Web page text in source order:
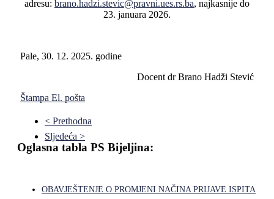
adresu: brano.hadzi.stevic@pravni.ues.rs.ba, najkasnije do
23. januara 2026.
Pale, 30. 12. 2025. godine
Docent dr Brano Hadži Stević
Štampa El. pošta
< Prethodna
Sljedeća >
Oglasna tabla PS Bijeljina:
OBAVJEŠTENJE O PROMJENI NAČINA PRIJAVE ISPITA